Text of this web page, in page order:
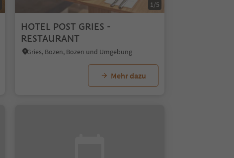
1/5
HOTEL POST GRIES -
RESTAURANT
Gries, Bozen, Bozen und Umgebung
Mehr dazu